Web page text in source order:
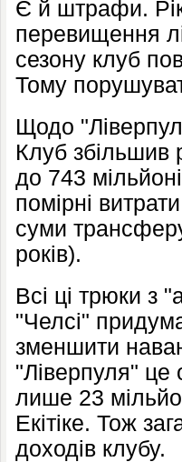
Є й штрафи.
перевищення
сезону клуб
Тому
Щодо
Клуб збільшив
до 743
помірні
суми
років).
Всі ці трюки з
"Челсі"
зменшити
"Ліверпуля" це
лише 23
Екітіке. Тож
доходів клубу.